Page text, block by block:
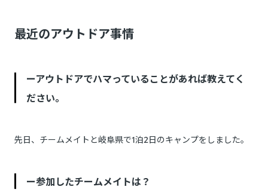
最近のアウトドア事情
ーアウトドアでハマっていることがあれば教えてく
ださい。
先日、チームメイトと岐阜県で1泊2日のキャンプをしました。
ー参加したチームメイトは？